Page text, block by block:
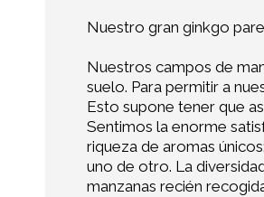
Nuestro gran ginkgo
Nuestros campos de
suelo. Para permitir a
Esto supone tener que
Sentimos la enorme
riqueza de aromas
uno de otro. La
manzanas recién